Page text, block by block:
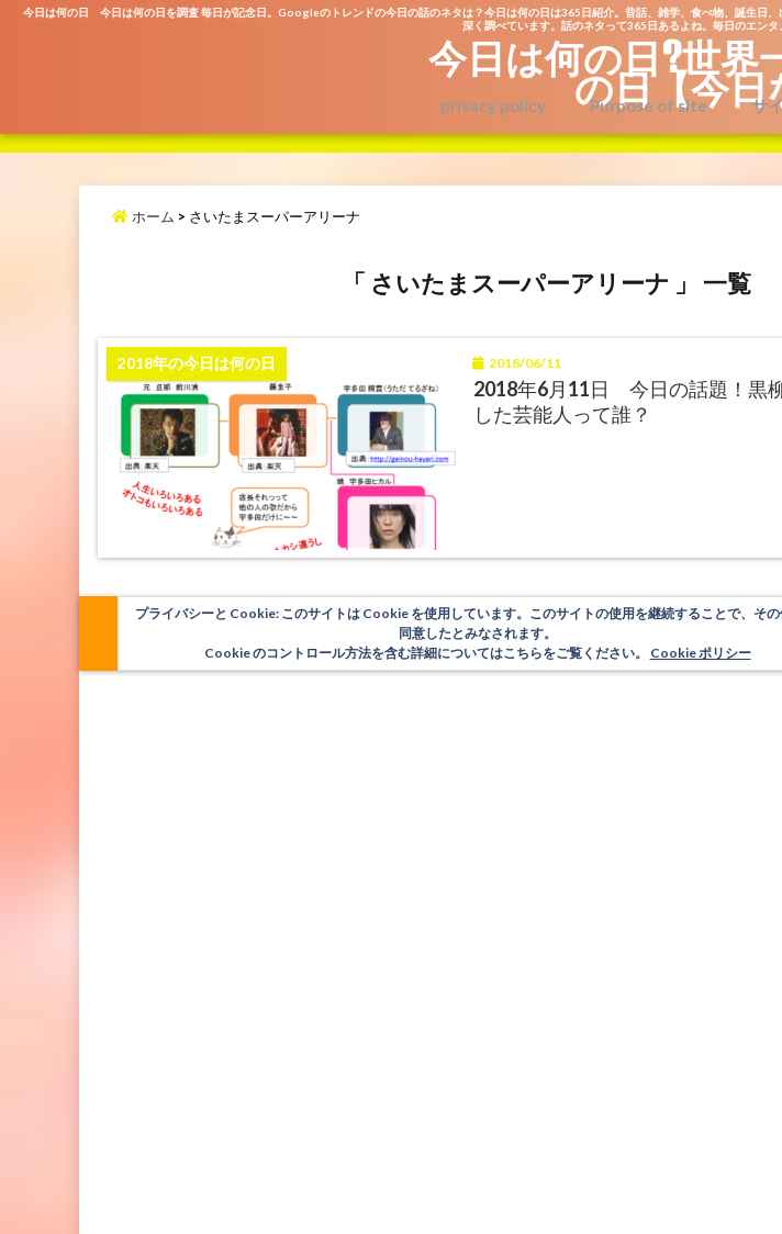
今日は何の日 今日は何の日を調査 毎日が記念日。Googleのトレンドの今日の話のネタは？今日は何の日は365日紹介。昔話、雑学、食べ物、誕生
深く調べています。話のネタって365日あるよね。毎日のエン
今日は何の日?世界
の日【今日
privacy policy Purpose of site サ
ホーム > さいたまスーパーアリーナ
「 さいたまスーパーアリーナ 」 一覧
2018年の今日は何の日 2018/06/11
2018年6月11日 今日の話題！黒
した芸能人って誰？
プライバシーと Cookie: このサイトは Cookie を使用しています。このサイトの使用を継続することで、そ
同意したとみなされます。
Cookie のコントロール方法を含む詳細についてはこちらをご覧ください。 Cookie ポリシー